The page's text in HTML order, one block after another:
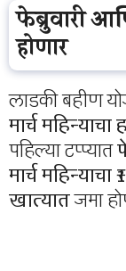
फेब्रुवारी
होणार
लाडकी बहीण
मार्च महिन्याचा
पहिल्या टप्प्यात
मार्च महिन्याचा
खात्यातजमा